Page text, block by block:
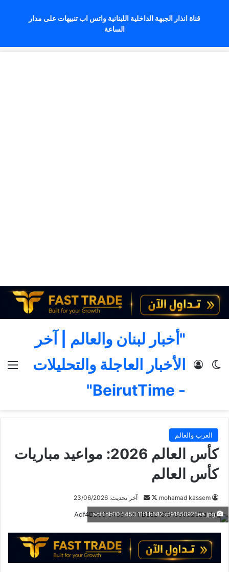
قناة انذار الجبهة الداخلية اللبنانية واتس اب تنبيهات على مدار
الساعة
"أخبار لبنان والعالم | آخر
الأخبار العاجلة والتحليلات
- BeirutTime"
الوضع المظلم
تسجيل الدخول
العرب والعالم
كأس العالم 2026: مواعيد مباريات
كأس العالم
mohamad kassem
ت
ب
ع
ع
ل
س
ل
ر
آخر تحديث: 23/06/2026
adf4db00 5453 11f1 b682 cf91850925ea jpg